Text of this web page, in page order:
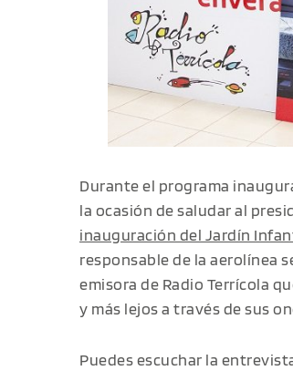
Durante el programa
la ocasión de saludar al
inauguración del Jardín
responsable de la aerolínea
emisora de Radio Terrícola
y más lejos a través de sus
Puedes escuchar la